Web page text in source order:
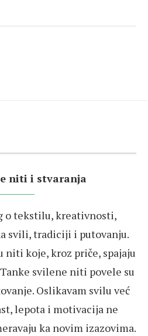
niti i stvaranja
o tekstilu, kreativnosti,
svili, tradiciji i putovanju.
niti koje, kroz priče, spajaju
svilene niti povele su
Oslikavam svilu već
lepota i motivacija ne
ka novim izazovima.